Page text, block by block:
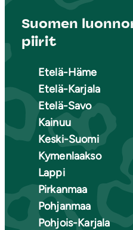
Suomen
piirit
Etelä-Häme
Etelä-Karjala
Etelä-Savo
Kainuu
Keski-Suomi
Kymenlaakso
Lappi
Pirkanmaa
Pohjanmaa
Pohjois-Karjala